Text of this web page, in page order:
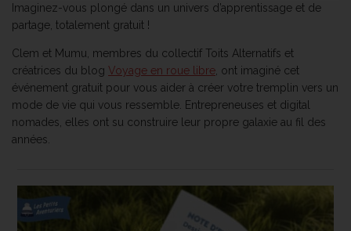
Imaginez-vous plongé dans un univers d’apprentissage et de
partage, totalement gratuit !
Clem et Mumu, membres du collectif Toits Alternatifs et
créatrices du blog Voyage en roue libre , ont imaginé cet
événement gratuit pour vous aider à créer votre tremplin vers un
mode de vie qui vous ressemble. Entrepreneuses et digital
nomades, elles ont su construire leur propre galaxie au fil des
années.